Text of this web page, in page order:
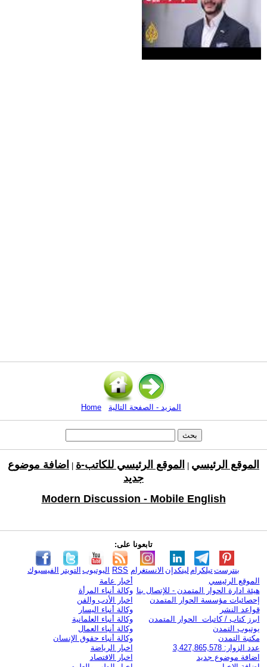
Home المزيد - الصفحة التالية
الموقع الرئيسي الموقع الرئيسي للكاتب-ة
اضافة موضوع
جديد
Modern Discussion - Mobile English
تابعونا على:
الفيسبوك التويتر اليوتيوب RSS الانستغرام لينكدإن تيلكرامبنترست
الموقع الرئيسي
هيئة ادارة الحوار المتمدن - للإتصال بنا
إحصائيات مؤسسة الحوار المتمدن
قواعد النشر
ابرز كتاب / كاتبات الحوار المتمدن
يوتيوب التمدن
مكتبة التمدن
عدد الزوار: 3,427,865,578
اضافة موضوع جديد
أخبار عامة
وكالة أنباء المرأة
اخبار الأدب والفن
وكالة أنباء اليسار
وكالة أنباء العلمانية
وكالة أنباء العمال
وكالة أنباء حقوق الإنسان
اخبار الرياضة
اخبار الاقتصاد